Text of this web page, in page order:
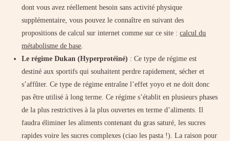
dont vous avez réellement besoin sans activité physique
supplémentaire, vous pouvez le connaître en suivant des
propositions de calcul sur internet comme sur ce site :calcul du
métabolisme de base.
Le régime Dukan (Hyperprotéiné) : Ce type de régime est
destiné aux sportifs qui souhaitent perdre rapidement, sécher et
s’affûter. Ce type de régime entraîne l’effet yoyo et ne doit donc
pas être utilisé à long terme. Ce régime s’établit en plusieurs phases
de la plus restrictives à la plus ouvertes en terme d’aliments. Il
faudra éliminer les aliments contenant du gras saturé, les sucres
rapides voire les sucres complexes (ciao les pasta !). La raison pour